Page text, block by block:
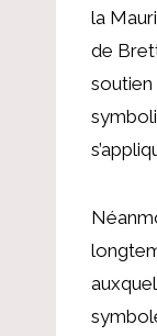
la
de
soutien